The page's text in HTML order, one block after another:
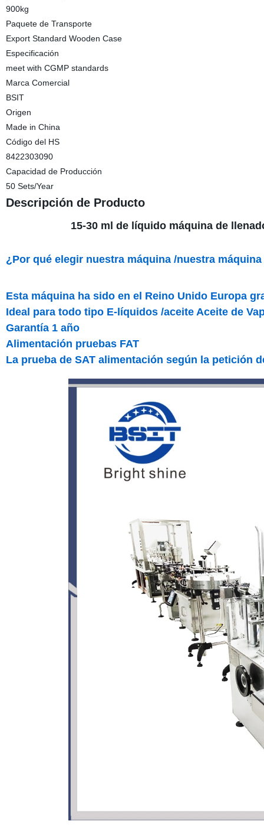
900kg
Paquete de Transporte
Export Standard Wooden Case
Especificación
meet with CGMP standards
Marca Comercial
BSIT
Origen
Made in China
Código del HS
8422303090
Capacidad de Producción
50 Sets/Year
Descripción de Producto
15-30 ml de líquido máquina de
¿Por qué elegir nuestra máquina/nuestra máquina
Esta máquina ha sido en el Reino Unido Europa
Ideal para todo tipo E-líquidos /aceite Aceite de
Garantía 1 año
Alimentación pruebas FAT
La prueba de SAT alimentación según la petición